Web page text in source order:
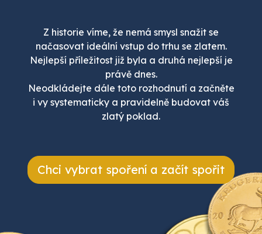
Z historie víme, že nemá smysl snažit se
načasovat ideální vstup do trhu se zlatem.
Nejlepší příležitost již byla a druhá nejlepší je
právě dnes.
Neodkládejte dále toto rozhodnutí a začněte
i vy systematicky a pravidelně budovat váš
zlatý poklad.
Chci vybrat spoření a začít spořit